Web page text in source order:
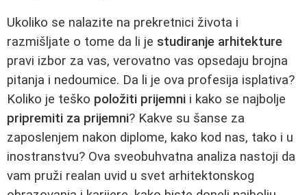
Ukoliko se nalazite na prekretnici života i
razmišljate o tome da li je studiranje arhitekture
pravi izbor za vas, verovatno vas opsedaju brojna
pitanja i nedoumice. Da li je ova profesija isplativa?
Koliko je teško položiti prijemni i kako se najbolje
pripremiti za prijemni? Kakve su šanse za
zaposlenjem nakon diplome, kako kod nas, tako i u
inostranstvu? Ova sveobuhvatna analiza nastoji da
vam pruži realan uvid u svet arhitektonskog